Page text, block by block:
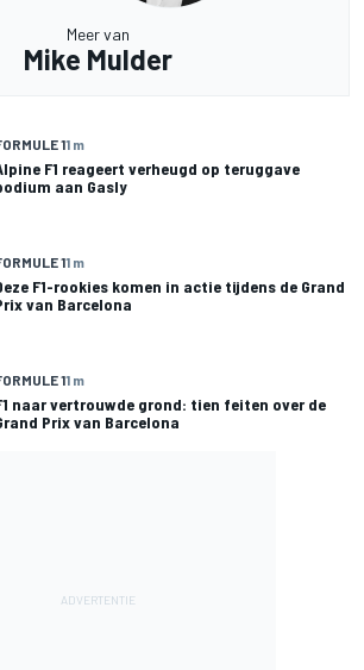
Meer van
Mike Mulder
11 m
F1 reageert verheugd op teruggave
aan Gasly
11 m
F1-rookies komen in actie tijdens de Grand
van Barcelona
11 m
naar vertrouwde grond: tien feiten over de
Prix van Barcelona